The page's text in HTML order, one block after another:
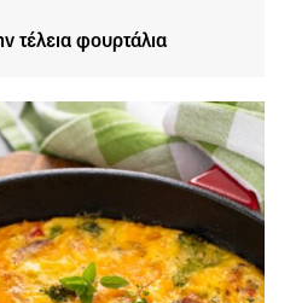
τέλεια φουρτάλια